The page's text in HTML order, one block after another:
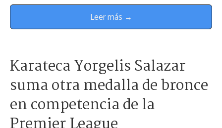
Leer más →
Karateca Yorgelis Salazar
suma otra medalla de bronce
en competencia de la